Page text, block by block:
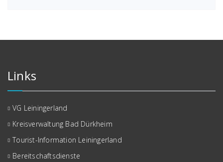
Links
VG Leiningerland
Kreisverwaltung Bad Dürkheim
Tourist-Information Leiningerland
Bereitschaftsdienste